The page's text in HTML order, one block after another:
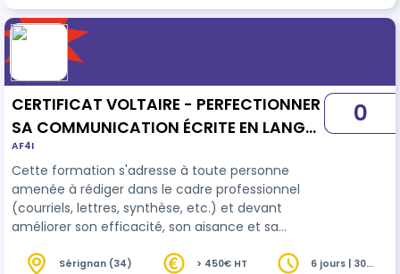
candidats d'avoir une formation 100 %
personnalisée, nous avons conçu cette
formation en individuel et Visio (distantiel). Pour
cette formation . Les avantages de cette
métho…
CERTIFICAT VOLTAIRE - PERFECTIONNER
SA COMMUNICATION ÉCRITE EN LANGUE
FRANÇAISE
AF4I
Cette formation s'adresse à toute personne
amenée à rédiger dans le cadre professionnel
(courriels, lettres, synthèse, etc.) et devant
améliorer son efficacité, son aisance et sa
les bases à appliquer.
0
Sérignan (34) > 450€ HT
6 jours | 30